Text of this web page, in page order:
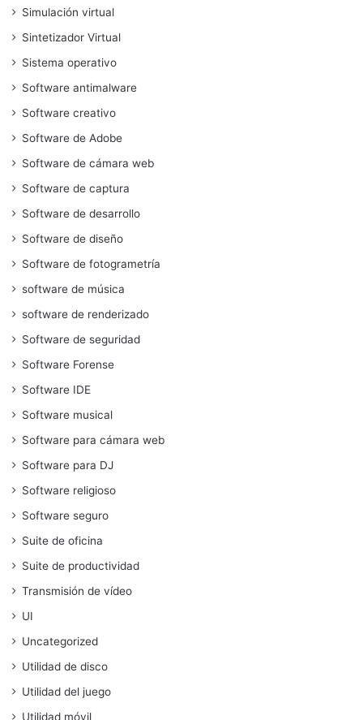
Simulación virtual
Sintetizador Virtual
Sistema operativo
Software antimalware
Software creativo
Software de Adobe
Software de cámara web
Software de captura
Software de desarrollo
Software de diseño
Software de fotogrametría
software de música
software de renderizado
Software de seguridad
Software Forense
Software IDE
Software musical
Software para cámara web
Software para DJ
Software religioso
Software seguro
Suite de oficina
Suite de productividad
Transmisión de vídeo
UI
Uncategorized
Utilidad de disco
Utilidad del juego
Utilidad móvil